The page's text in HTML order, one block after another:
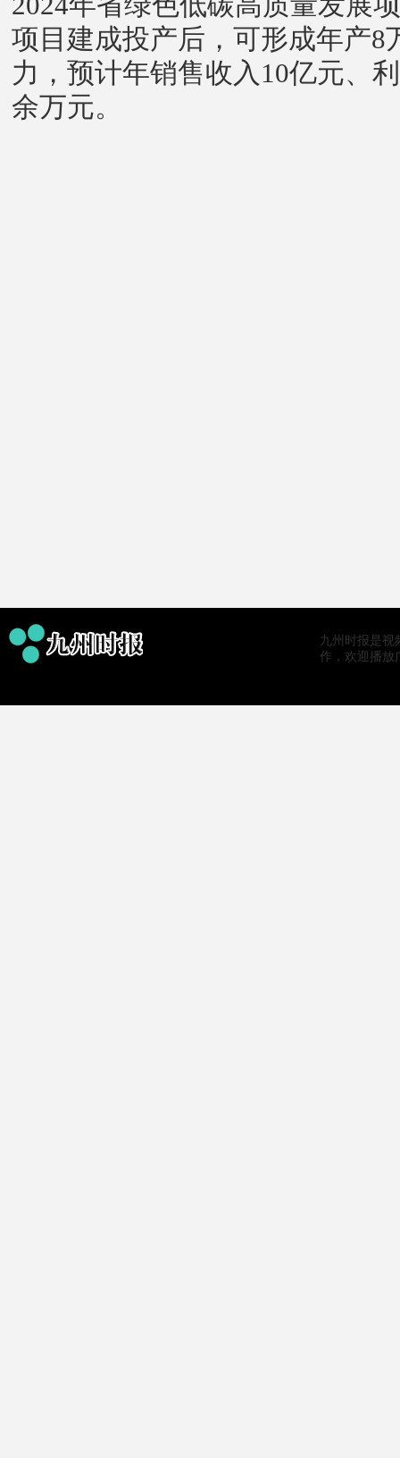
项目建成投产后，可形成年产8
力，预计年销售收入10亿元、
余万元。
九州时报是视
作，欢迎播放